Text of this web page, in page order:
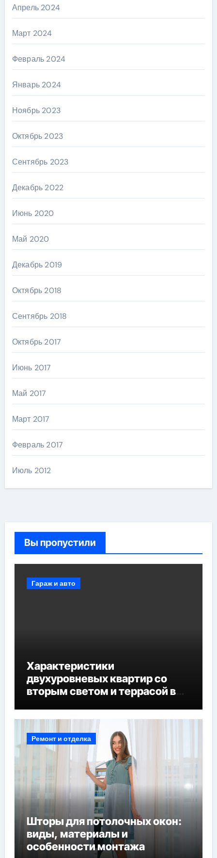
Апрель 2024
Март 2024
Февраль 2024
Январь 2024
Ноябрь 2023
Октябрь 2023
Сентябрь 2023
Декабрь 2022
Июнь 2020
Май 2020
Декабрь 2019
Октябрь 2018
Сентябрь 2018
Октябрь 2017
Июнь 2017
Май 2017
Март 2017
Февраль 2017
Июль 2012
Вы пропустили
Гараж и авто
Характеристики
двухуровневых квартир со
вторым светом и террасой в
Ремонт и отделка
Шторы для потолочных окон:
виды, материалы и
особенности монтажа